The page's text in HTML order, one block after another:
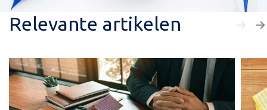
Relevante artikelen